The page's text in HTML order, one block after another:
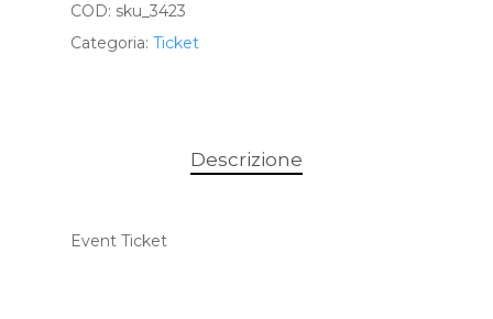
COD: sku_3423
Categoria: Ticket
Descrizione
Event Ticket